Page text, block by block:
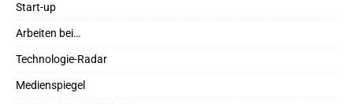
Start-up
Arbeiten bei…
Technologie-Radar
Medienspiegel